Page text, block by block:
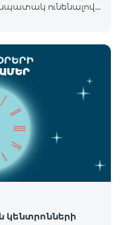
նպատակ ունենալով
Առաջին փուլով
մարզերում՝
ապահովելու
հատուկ
է ընձեռում ձեռք
աշխատող բջջային